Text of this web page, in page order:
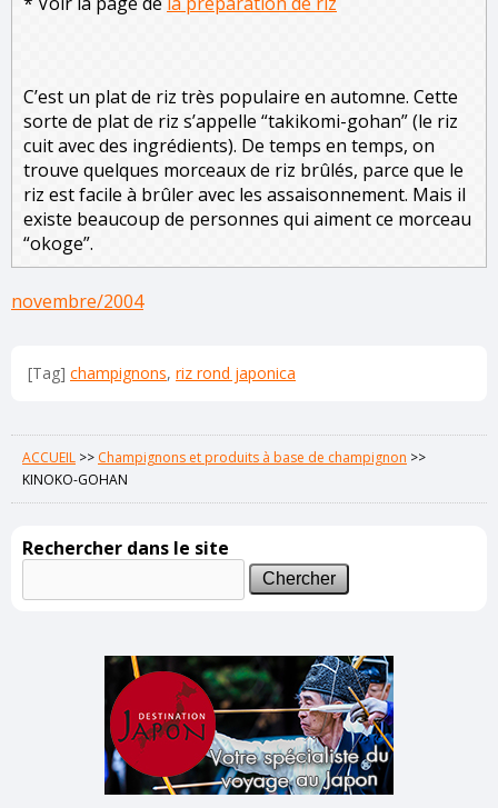
C’est un plat de riz très populaire en automne. Cette
sorte de plat de riz s’appelle “takikomi-gohan” (le riz
cuit avec des ingrédients). De temps en temps, on
trouve quelques morceaux de riz brûlés, parce que le
riz est facile à brûler avec les assaisonnement. Mais il
existe beaucoup de personnes qui aiment ce morceau
“okoge”.
novembre/2004
[Tag] champignons, riz rond japonica
ACCUEIL >> Champignons et produits à base de champignon >>
KINOKO-GOHAN
Rechercher dans le site